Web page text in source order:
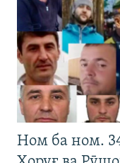
Ном ба ном.